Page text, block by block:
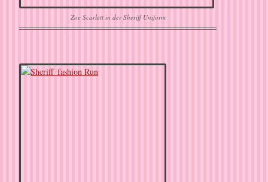
Zoe Scarlett in der Sheriff Uniform